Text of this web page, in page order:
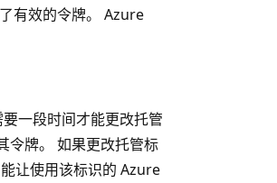
有效的令牌。 Azure
一段时间才能更改托管
令牌。 如果更改托管标
让使用该标识的 Azure